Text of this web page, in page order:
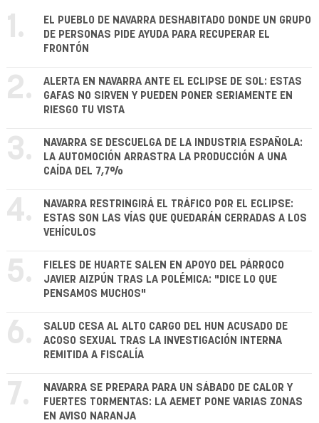
1.
EL PUEBLO DE NAVARRA DESHABITADO DONDE UN GRUPO
DE PERSONAS PIDE AYUDA PARA RECUPERAR EL
FRONTÓN
2.
ALERTA EN NAVARRA ANTE EL ECLIPSE DE SOL: ESTAS
GAFAS NO SIRVEN Y PUEDEN PONER SERIAMENTE EN
RIESGO TU VISTA
3.
NAVARRA SE DESCUELGA DE LA INDUSTRIA ESPAÑOLA:
LA AUTOMOCIÓN ARRASTRA LA PRODUCCIÓN A UNA
CAÍDA DEL 7,7%
4.
NAVARRA RESTRINGIRÁ EL TRÁFICO POR EL ECLIPSE:
ESTAS SON LAS VÍAS QUE QUEDARÁN CERRADAS A LOS
VEHÍCULOS
5.
FIELES DE HUARTE SALEN EN APOYO DEL PÁRROCO
JAVIER AIZPÚN TRAS LA POLÉMICA: "DICE LO QUE
PENSAMOS MUCHOS"
6.
SALUD CESA AL ALTO CARGO DEL HUN ACUSADO DE
ACOSO SEXUAL TRAS LA INVESTIGACIÓN INTERNA
REMITIDA A FISCALÍA
7.
NAVARRA SE PREPARA PARA UN SÁBADO DE CALOR Y
FUERTES TORMENTAS: LA AEMET PONE VARIAS ZONAS
EN AVISO NARANJA